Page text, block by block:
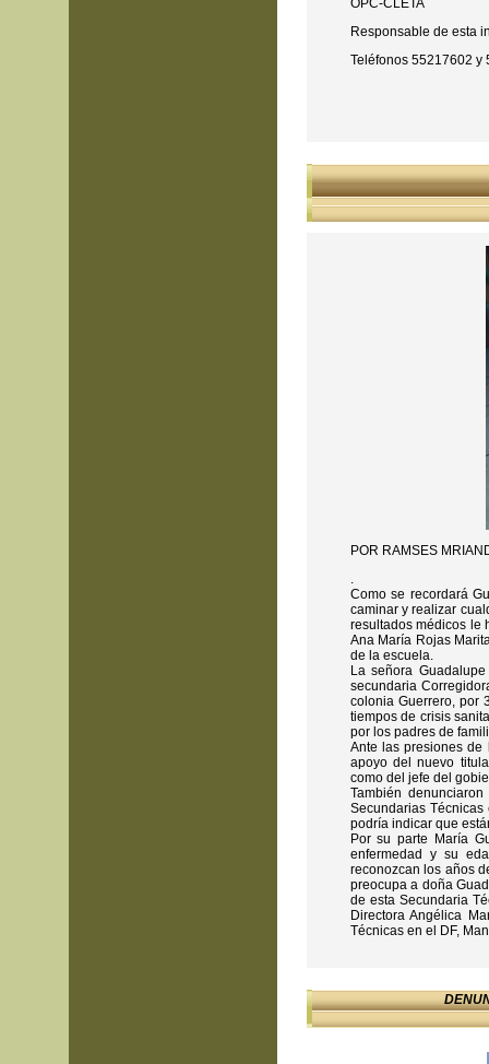
OPC-CLETA
Responsable de esta
Teléfonos 55217602 y
POR RAMSES
.
Como se recordará
caminar y realizar
resultados médicos le
Ana María Rojas
de la escuela.
La señora
secundaria
colonia Guerrero, por
tiempos de crisis
por los padres de
Ante las presiones de
apoyo del nuevo
como del jefe del
También
Secundarias
podría indicar que
Por su parte María
enfermedad y su
reconozcan los años
preocupa a doña
de esta Secundaria
Directora Angélica
Técnicas en el DF,